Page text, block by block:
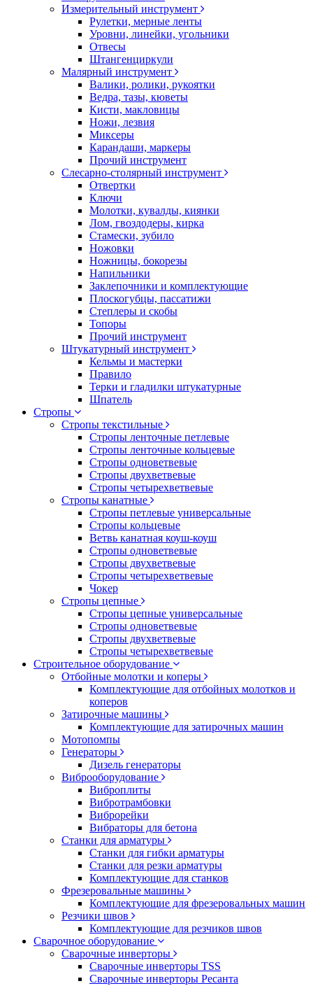
Измерительный инструмент
Рулетки, мерные ленты
Уровни, линейки, угольники
Отвесы
Штангенциркули
Малярный инструмент
Валики, ролики, рукоятки
Ведра, тазы, кюветы
Кисти, макловицы
Ножи, лезвия
Миксеры
Карандаши, маркеры
Прочий инструмент
Слесарно-столярный инструмент
Отвертки
Ключи
Молотки, кувалды, киянки
Лом, гвоздодеры, кирка
Стамески, зубило
Ножовки
Ножницы, бокорезы
Напильники
Заклепочники и комплектующие
Плоскогубцы, пассатижи
Степлеры и скобы
Топоры
Прочий инструмент
Штукатурный инструмент
Кельмы и мастерки
Правило
Терки и гладилки штукатурные
Шпатель
Стропы
Стропы текстильные
Стропы ленточные петлевые
Стропы ленточные кольцевые
Стропы одноветвевые
Стропы двухветвевые
Стропы четырехветвевые
Стропы канатные
Стропы петлевые универсальные
Стропы кольцевые
Ветвь канатная коуш-коуш
Стропы одноветвевые
Стропы двухветвевые
Стропы четырехветвевые
Чокер
Стропы цепные
Стропы цепные универсальные
Стропы одноветвевые
Стропы двухветвевые
Стропы четырехветвевые
Строительное оборудование
Отбойные молотки и коперы
Комплектующие для отбойных молотков и
коперов
Затирочные машины
Комплектующие для затирочных машин
Мотопомпы
Генераторы
Дизель генераторы
Виброоборудование
Виброплиты
Вибротрамбовки
Виброрейки
Вибраторы для бетона
Станки для арматуры
Станки для гибки арматуры
Станки для резки арматуры
Комплектующие для станков
Фрезеровальные машины
Комплектующие для фрезеровальных машин
Резчики швов
Комплектующие для резчиков швов
Сварочное оборудование
Сварочные инверторы
Сварочные инверторы TSS
Сварочные инверторы Ресанта